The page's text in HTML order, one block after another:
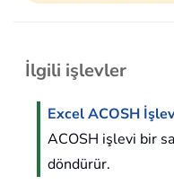
İlgili işlevler
Excel ACOSH
ACOSH işlevi bir
döndürür.